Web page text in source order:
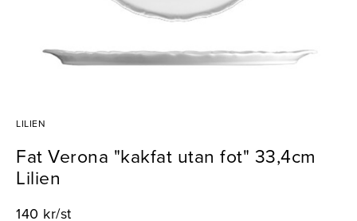
LILIEN
Fat Verona "kakfat utan fot" 33,4cm
Lilien
140 kr/st